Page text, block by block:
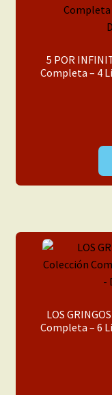
5 POR
Completa – 4
LOS
Completa – 6